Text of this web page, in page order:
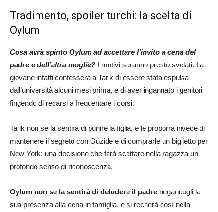
Tradimento, spoiler turchi: la scelta di
Oylum
Cosa avrà spinto Oylum ad accettare l’invito a cena del
padre e dell’altra moglie? I motivi saranno presto svelati. La
giovane infatti confesserà a Tarik di essere stata espulsa
dall’università alcuni mesi prima, e di aver ingannato i genitori
fingendo di recarsi a frequentare i corsi.
Tarik non se la sentirà di punire la figlia, e le proporrà invece di
mantenere il segreto con Güzide e di comprarle un biglietto per
New York: una decisione che farà scattare nella ragazza un
profondo senso di riconoscenza.
Oylum non se la sentirà di deludere il padre negandogli la
sua presenza alla cena in famiglia, e si recherà così nella